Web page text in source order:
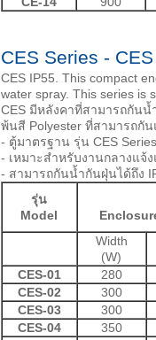
CES Series -
CES IP55. This compact
water spray. This series is
CES มีหลังคาที่สามารถกันน้
พ้นสี Polyester ที่สามารถกั
- ตู้มาตรฐาน รุ่น CES Series
- เหมาะสำหรับงานกลางแจ้
- สามารถกันน้ำกันฝุ่นได้ถึง
รุ่น
Model
Width
(W)
CES-01
280
CES-02
300
CES-03
300
CES-04
350